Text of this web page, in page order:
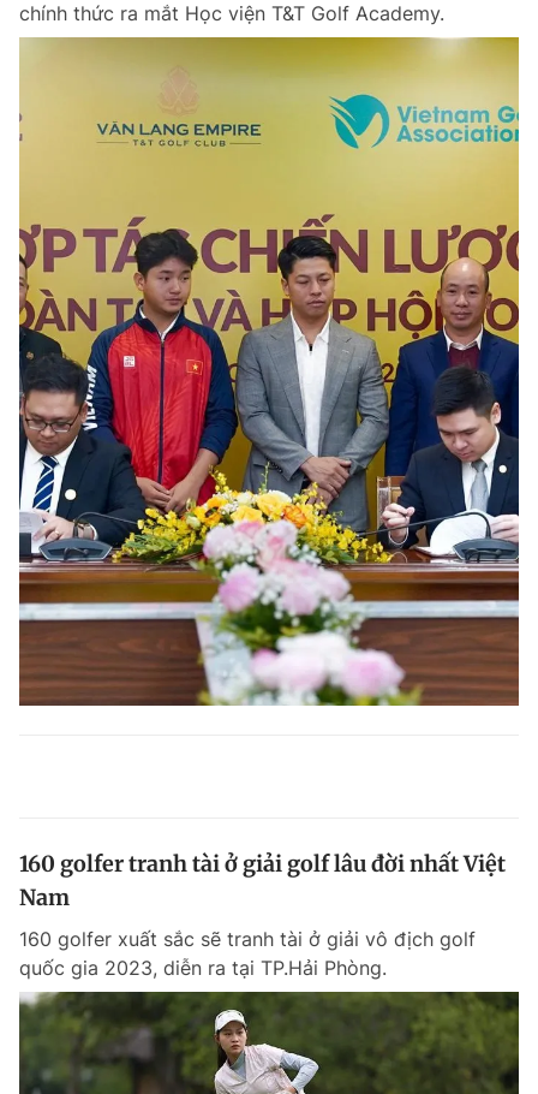
chính thức ra mắt Học viện T&T Golf Academy.
160 golfer tranh tài ở giải golf lâu đời nhất Việt
Nam
160 golfer xuất sắc sẽ tranh tài ở giải vô địch golf
quốc gia 2023, diễn ra tại TP.Hải Phòng.